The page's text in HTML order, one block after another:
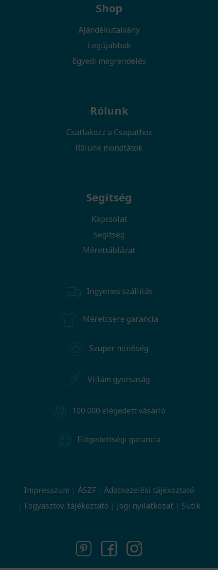
Shop
Ajándékutalvány
Legújabbak
Egyedi megrendelés
Rólunk
Csatlakozz a Csapathoz
Rólunk mondtátok
Segítség
Kapcsolat
Segítség
Mérettáblázat
Ingyenes szállítás
Méretcsere garancia
Szuper minőség
Villám gyorsaság
100 000 elégedett vásárló
Elégedettségi garancia
Impresszum ÁSZF
Adatkezelési tájékoztató
Fogyasztóv. tájékoztató
Jogi nyilatkozat Sütik